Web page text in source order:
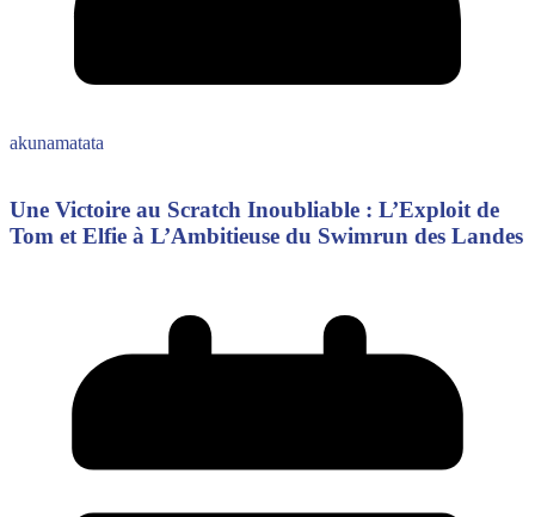
akunamatata
Une Victoire au Scratch Inoubliable : L’Exploit de
Tom et Elfie à L’Ambitieuse du Swimrun des Landes